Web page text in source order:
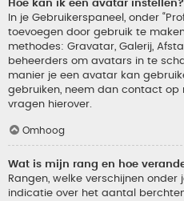
Hoe kan ik een avatar instellen?
In je Gebruikerspaneel, onder
toevoegen door gebruik te
methodes: Gravatar, Galerij,
beheerders om avatars in te
manier je een avatar kan
gebruiken, neem dan contact op
vragen hierover.
Omhoog
Wat is mijn rang en hoe
Rangen, welke verschijnen
indicatie over het aantal